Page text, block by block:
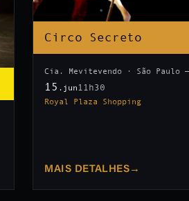
Circo Secreto
Cia. Mevitevendo · São Paulo
15 .jun11h30
Royal Plaza Shopping
MAIS DETALHES →